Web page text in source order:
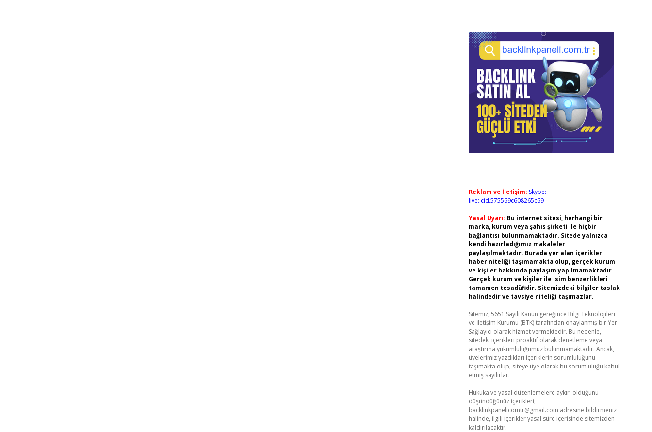
Reklam ve İletişim: Skype:
live:.cid.575569c608265c69
Yasal Uyarı: Bu internet sitesi, herhangi bir
marka, kurum veya şahıs şirketi ile hiçbir
bağlantısı bulunmamaktadır. Sitede yalnızca
kendi hazırladığımız makaleler
paylaşılmaktadır. Burada yer alan içerikler
haber niteliği taşımamakta olup, gerçek kurum
ve kişiler hakkında paylaşım yapılmamaktadır.
Gerçek kurum ve kişiler ile isim benzerlikleri
tamamen tesadüfidir. Sitemizdeki bilgiler taslak
halindedir ve tavsiye niteliği taşımazlar.
Sitemiz, 5651 Sayılı Kanun gereğince Bilgi Teknolojileri
ve İletişim Kurumu (BTK) tarafından onaylanmış bir Yer
Sağlayıcı olarak hizmet vermektedir. Bu nedenle,
sitedeki içerikleri proaktif olarak denetleme veya
araştırma yükümlülüğümüz bulunmamaktadır. Ancak,
üyelerimiz yazdıkları içeriklerin sorumluluğunu
taşımakta olup, siteye üye olarak bu sorumluluğu kabul
etmiş sayılırlar.
Hukuka ve yasal düzenlemelere aykırı olduğunu
düşündüğünüz içerikleri,
backlinkpanelicomtr@gmail.com adresine bildirmeniz
halinde, ilgili içerikler yasal süre içerisinde sitemizden
kaldırılacaktır.